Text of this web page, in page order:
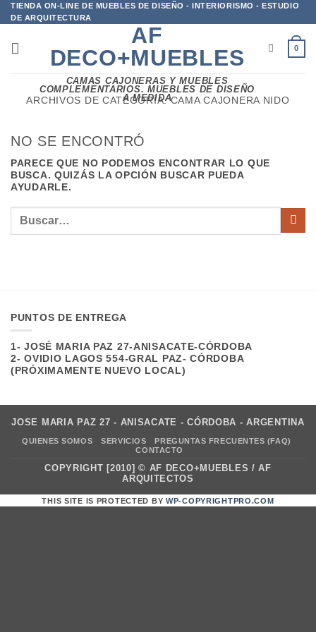
Saltar
al
TIENDA ON-LINE DE MUEBLES DE DISEÑO - INTERIORISMO - ESTUDIO
DE ARQUITECTURA
AF
DECO+MUEBLES
CAMAS CAJONERAS Y MUEBLES
COMPLEMENTARIOS. MUEBLES DE DISEÑO
A MEDIDA
0
ARCHIVOS DE CATEGORÍA:CAMA CAJONERA NIDO
NO SE ENCONTRÓ
PARECE QUE NO PODEMOS ENCONTRAR LO QUE
BUSCA. QUIZÁS LA OPCIÓN BUSCAR PUEDA
AYUDARLE.
PUNTOS DE ENTREGA
1- JOSÉ MARIA PAZ 27-ANISACATE-CÓRDOBA
2- OVIDIO LAGOS 554-GRAL PAZ- CÓRDOBA
(PRÓXIMAMENTE NUEVO LOCAL)
JOSE MARIA PAZ 27 - ANISACATE - CÓRDOBA - ARGENTINA
QUIENES SOMOS SERVICIOS
PREGUNTAS FRECUENTES (FAQ)
CONTACTO
COPYRIGHT [2010] © AF DECO+MUEBLES / AF
ARQUITECTOS
THIS SITE IS PROTECTED BY WP-COPYRIGHTPRO.COM